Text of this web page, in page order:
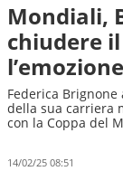
Mondiali,
chiudere
Federica
della sua carriera
con la Coppa del
14/02/25 08:51